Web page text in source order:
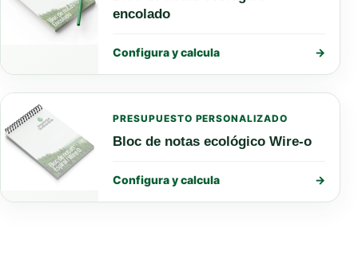
encolado
Configura y calcula →
PRESUPUESTO PERSONALIZADO
Bloc de notas ecológico Wire-o
Configura y calcula →